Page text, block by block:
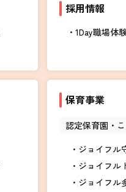
採用情報
1Day職場体
保育事業
認定保育園・
ジョイフル
ジョイフル
ジョイフル